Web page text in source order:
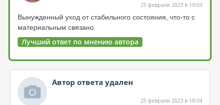
25 февраля 2023 в 19:03
Вынужденный уход от стабильного состояния, что-то с
материальным связано.
Лучший ответ по мнению автора
Автор ответа удален
25 февраля 2023 в 18:04